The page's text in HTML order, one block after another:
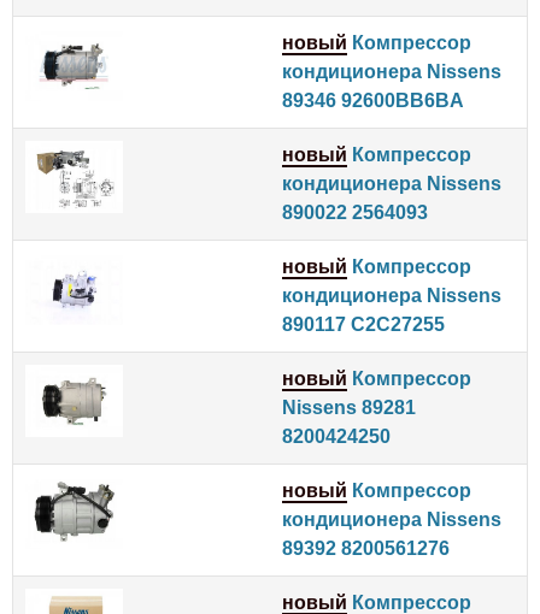
новый Компрессор
кондиционера Nissens
89346 92600BB6BA
новый Компрессор
кондиционера Nissens
890022 2564093
новый Компрессор
кондиционера Nissens
890117 C2C27255
новый Компрессор
Nissens 89281
8200424250
новый Компрессор
кондиционера Nissens
89392 8200561276
новый Компрессор